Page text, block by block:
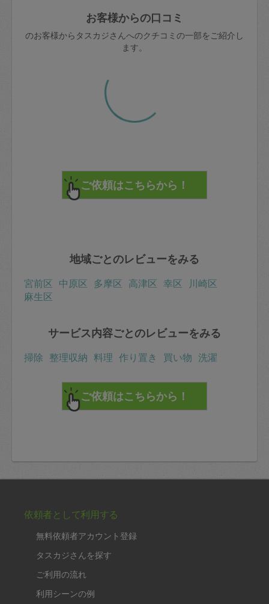
お客様からの口コミ
のお客様からタスカジさんへのクチコミの一部をご紹介し
ます。
地域ごとのレビューをみる
宮前区 中原区 多摩区 高津区 幸区
川崎区
麻生区
サービス内容ごとのレビューをみる
掃除 整理収納 料理 作り置き 買い物 洗濯
依頼者として利用する
無料依頼者アカウント登録
タスカジさんを探す
ご利用の流れ
利用シーンの例